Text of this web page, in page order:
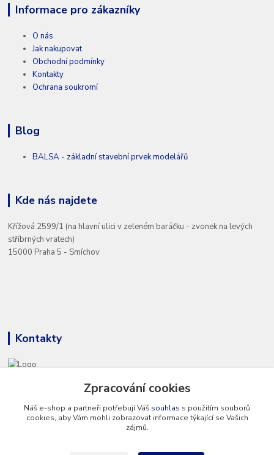
Informace pro zákazníky
O nás
Jak nakupovat
Obchodní podmínky
Kontakty
Ochrana soukromí
Blog
BALSA - základní stavební prvek modelářů
Kde nás najdete
Křížová 2599/1 (na hlavní ulici v zeleném baráčku - zvonek na levých
stříbrných vratech)
15000 Praha 5 - Smíchov
Kontakty
+420 777 286 674
info@hvp-modell.cz
Zpracování cookies
Náš e-shop a partneři potřebují Váš souhlas s použitím souborů
cookies, aby Vám mohli zobrazovat informace týkající se Vašich
zájmů.